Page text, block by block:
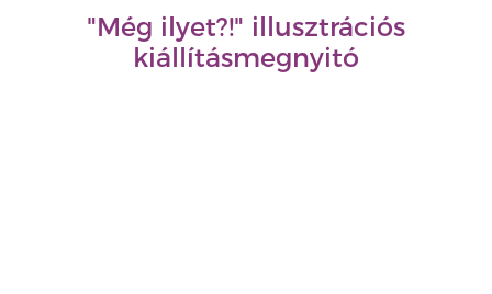
"Még ilyet?!" illusztrációs
kiállításmegnyitó